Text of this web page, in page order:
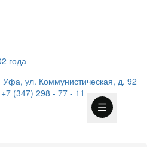
года
Уфа, ул. Коммунистическая, д. 92
+7 (347) 298 - 77 - 11